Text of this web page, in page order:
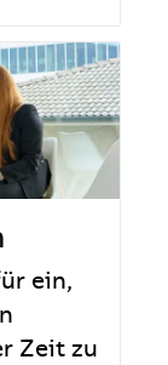
ein,
Zeit zu